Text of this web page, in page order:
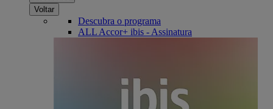
Voltar
Descubra o programa
ALL Accor+ ibis - Assinatura